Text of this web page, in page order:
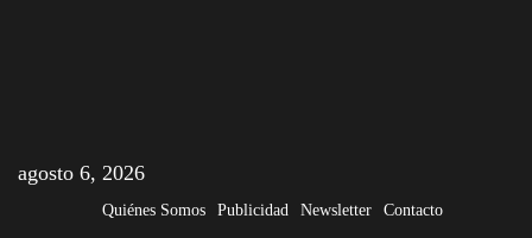
agosto 6, 2026
Quiénes Somos Publicidad Newsletter Contacto